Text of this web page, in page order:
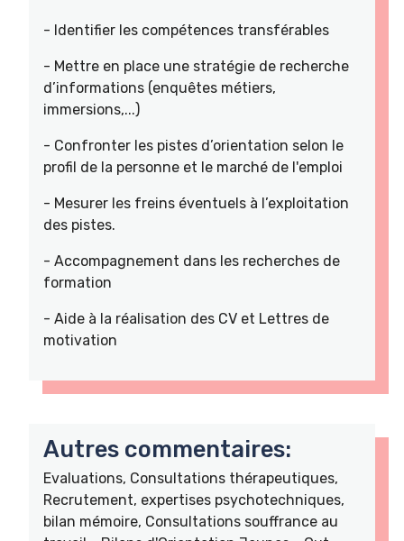
- Identifier les compétences transférables
- Mettre en place une stratégie de recherche
d’informations (enquêtes métiers,
immersions,...)
- Confronter les pistes d’orientation selon le
profil de la personne et le marché de l'emploi
- Mesurer les freins éventuels à l’exploitation
des pistes.
- Accompagnement dans les recherches de
formation
- Aide à la réalisation des CV et Lettres de
motivation
Autres commentaires:
Evaluations, Consultations thérapeutiques,
Recrutement, expertises psychotechniques,
bilan mémoire, Consultations souffrance au